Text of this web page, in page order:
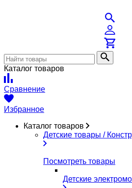
Каталог товаров
Сравнение
Избранное
Каталог товаров
Детские товары /
Посмотреть товары
Детские